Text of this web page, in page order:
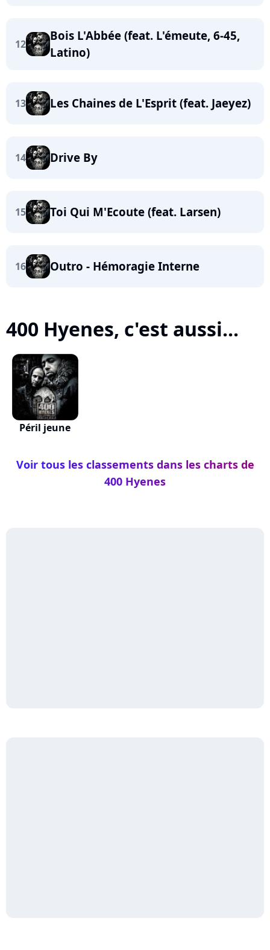
12
Bois L'Abbée (feat. L'émeute, 6-45,
Latino)
13 Les Chaines de L'Esprit (feat. Jaeyez)
14 Drive By
15 Toi Qui M'Ecoute (feat. Larsen)
16 Outro - Hémoragie Interne
400 Hyenes, c'est aussi...
Péril jeune
Voir tous les classements dans les charts de
400 Hyenes